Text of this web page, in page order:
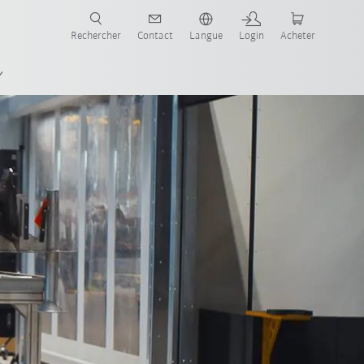
Rechercher Contact Langue Login Acheter